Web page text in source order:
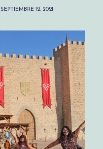
SEPTIEMBRE 12, 2021